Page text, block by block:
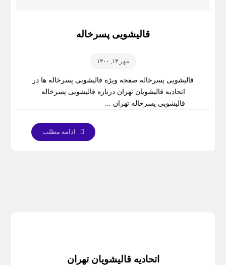
قالیشویی پسرخاله
مهر ۱۳, ۱۴۰۰
قالیشویی پسرخاله صفحه ویژه قالیشویی پسرخاله ها در
اتحادیه قالیشویان تهران درباره قالیشویی پسرخاله
قالیشویی پسرخاله تهران ...
ادامه مطلب
اتحادیه قالیشویان تهران